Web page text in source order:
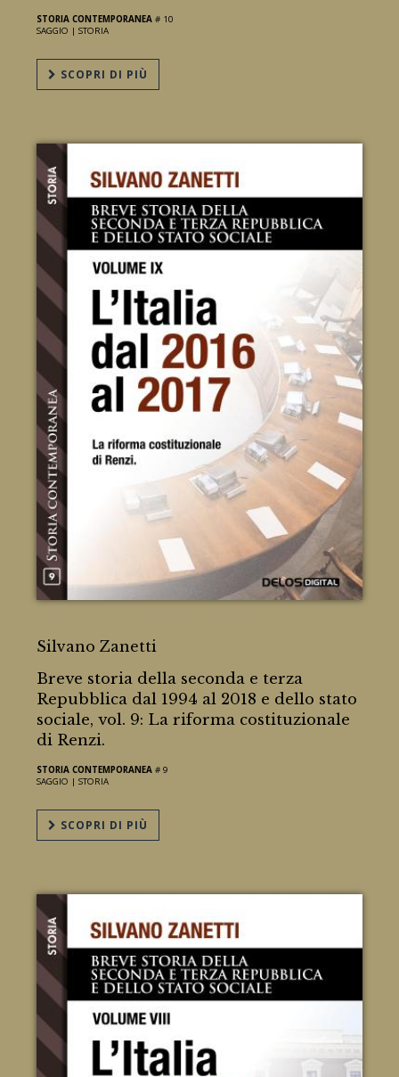
STORIA CONTEMPORANEA # 10
SAGGIO |STORIA
SCOPRI DI PIÙ
Silvano Zanetti
Breve storia della seconda e terza
Repubblica dal 1994 al 2018 e dello stato
sociale, vol. 9: La riforma costituzionale
di Renzi.
STORIA CONTEMPORANEA # 9
SAGGIO |STORIA
SCOPRI DI PIÙ